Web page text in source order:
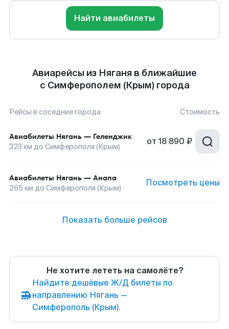
Найти авиабилеты
Авиарейсы из Няганя в ближайшие
с Симферополем (Крым) города
Рейсы в соседние города Стоимость
Авиабилеты Нягань — Геленджик
323 км до Симферополя (Крым) от 18 890 ₽
Авиабилеты Нягань — Анапа
265 км до Симферополя (Крым) Посмотреть цены
Показать больше рейсов
Не хотите лететь на самолёте?
Найдите дешёвые Ж/Д билеты по
направлению Нягань —
Симферополь (Крым).